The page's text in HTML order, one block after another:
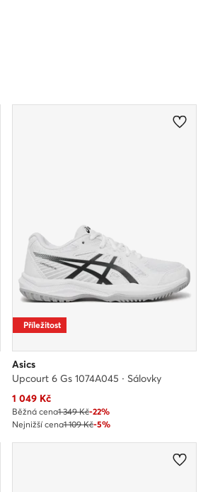
Příležitost
Asics
Upcourt 6 Gs 1074A045 · Sálovky
Aktuální cena
1 049Kč
Běžná cena1 349 Kč-22%
Nejnižší cena1 109 Kč-5%